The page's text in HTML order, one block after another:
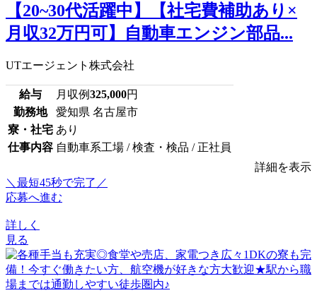
【20~30代活躍中】【社宅費補助あり×
月収32万円可】自動車エンジン部品...
UTエージェント株式会社
給与 月収例325,000円
勤務地
愛知県 名古屋市
寮・社宅 あり
仕事内容 自動車系工場 / 検査・検品 / 正社員
詳細を表示
＼最短45秒で完了／
応募へ進む
詳しく
見る